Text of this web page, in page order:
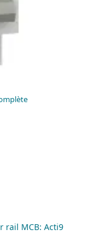
rail MCB: Acti9